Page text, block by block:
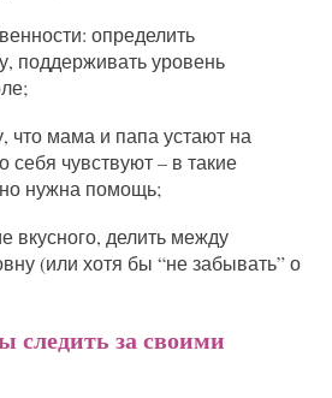
определить
поддерживать уровень
что мама и папа устают на
себя чувствуют – в такие
нужна помощь;
вкусного, делить между
(или хотя бы “не забывать” о
следить за своими